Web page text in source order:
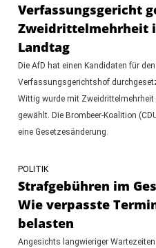
Verfassungsgericht
Zweidrittelmehrheit
Landtag
Die AfD hat einen Kandidaten für
Verfassungsgerichtshof
Wittig wurde mit
gewählt. Die Brombeer-Koalition
eine Gesetzesänderung.
POLITIK
Strafgebühren im
Wie verpasste
belasten
Angesichts langwieriger